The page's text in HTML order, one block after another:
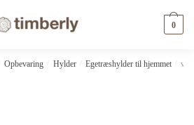
0
Opbevaring Hylder Egetræshylder til hjemmet